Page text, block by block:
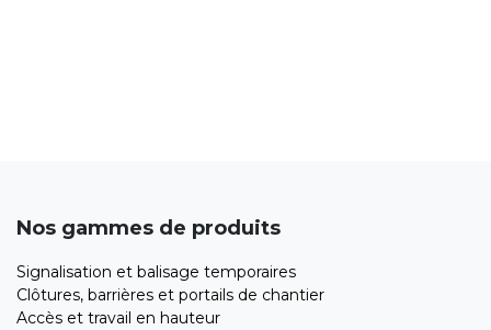
Nos gammes de produits
Signalisation et balisage temporaires
Clôtures, barrières et portails de chantier
Accès et travail en hauteur